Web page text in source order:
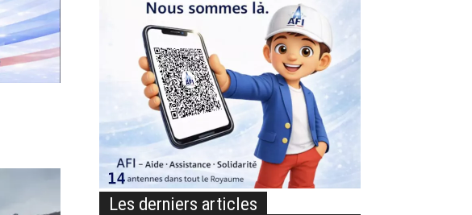
Les derniers articles